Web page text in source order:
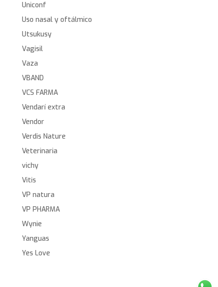
Uniconf
Uso nasal y oftálmico
Utsukusy
Vagisil
Vaza
VBAND
VCS FARMA
Vendarí extra
Vendor
Verdis Nature
Veterinaria
vichy
Vitis
VP natura
VP PHARMA
Wynie
Yanguas
Yes Love